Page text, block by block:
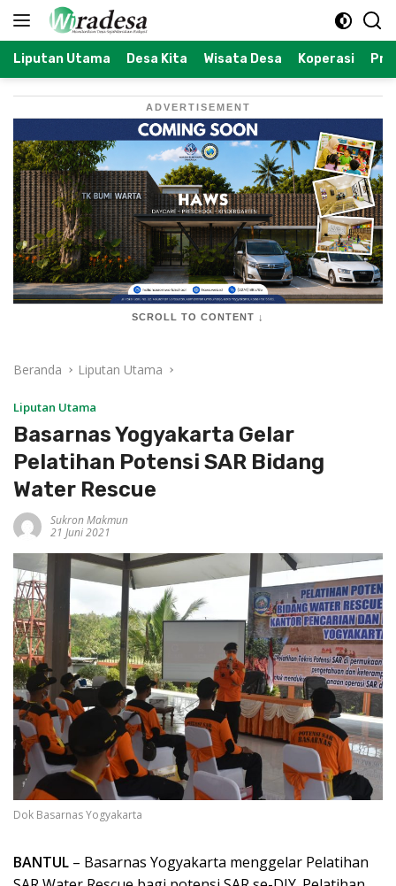
Langsung
Liputan Utama Desa Kita Wisata Desa Koperasi
ADVERTISEMENT
SCROLL TO CONTENT ↓
Beranda Liputan Utama
Liputan Utama
Basarnas Yogyakarta Gelar
Pelatihan Potensi SAR Bidang
Water Rescue
Sukron Makmun
21 Juni 2021
Dok Basarnas Yogyakarta
BANTUL – Basarnas Yogyakarta menggelar Pelatihan